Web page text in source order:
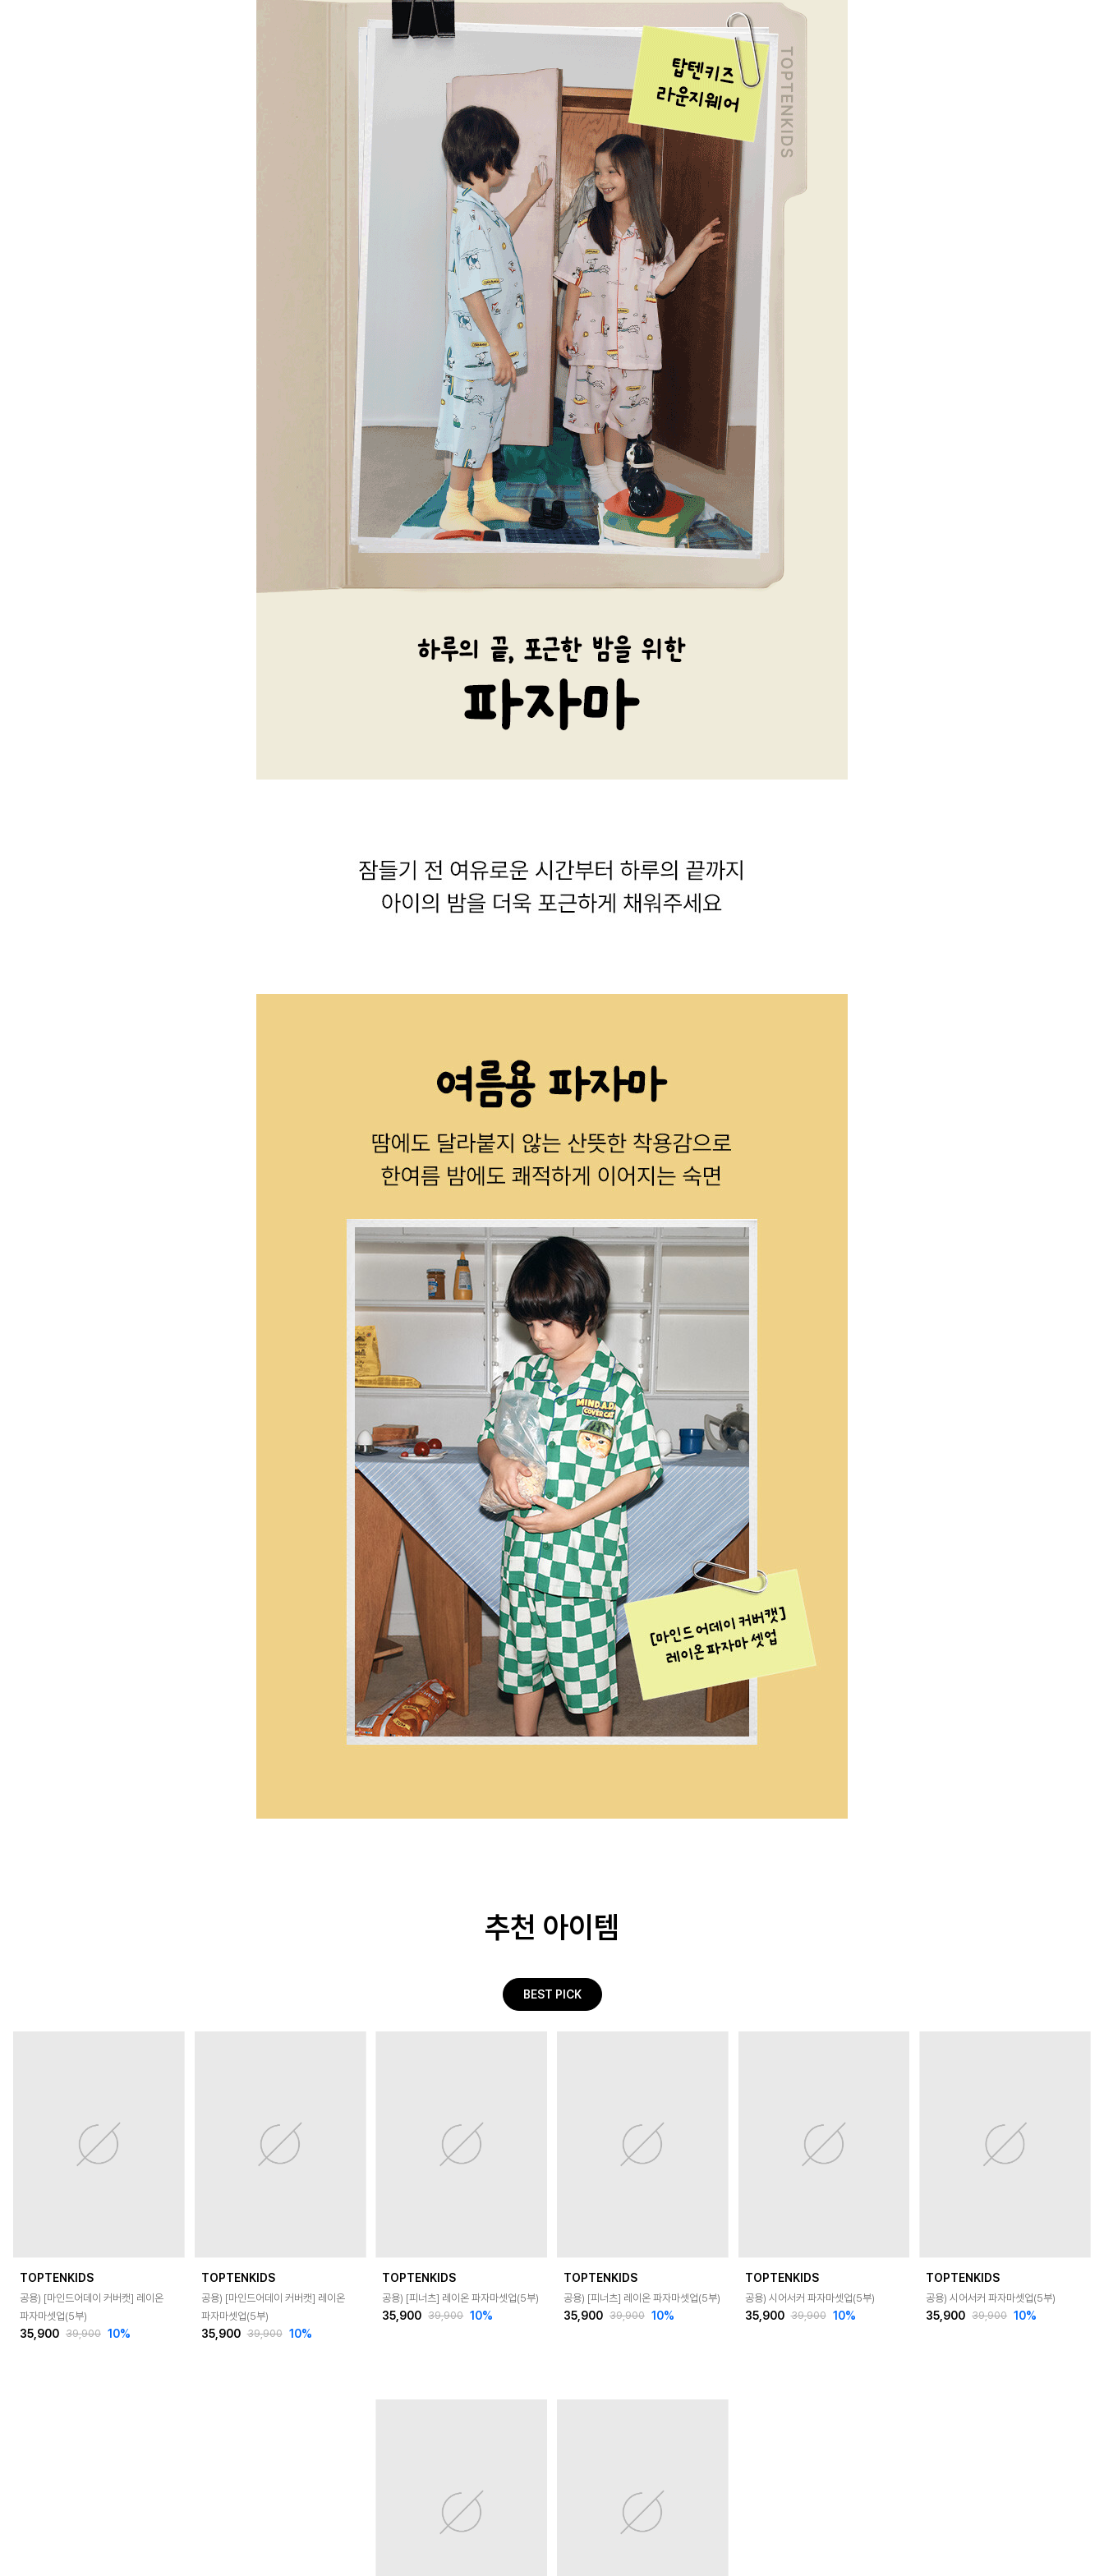
추천 아이템
BEST PICK
TOPTENKIDS
공용) [마인드어데이 커버캣] 레이온
파자마셋업(5부)
35,900 39,900 10%
TOPTENKIDS
공용) [마인드어데이 커버캣] 레이온
파자마셋업(5부)
35,900 39,900 10%
TOPTENKIDS
공용) [피너츠] 레이온 파자마셋업(5부)
35,900 39,900 10%
TOPTENKIDS
공용) [피너츠] 레이온 파자마셋업(5부)
35,900 39,900 10%
TOPTENKIDS
공용) 시어서커 파자마셋업(5부)
35,900 39,900 10%
TOPTENKIDS
공용) 시어서커 파자마셋업(5부)
35,900 39,900 10%